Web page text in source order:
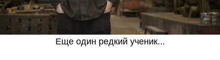
Еще один редкий ученик...